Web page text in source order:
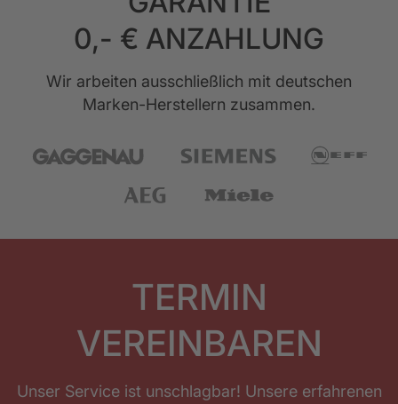
0,- € ANZAHLUNG
Wir arbeiten ausschließlich mit deutschen
Marken-Herstellern zusammen.
TERMIN
VEREINBAREN
Unser Service ist unschlagbar! Unsere erfahrenen